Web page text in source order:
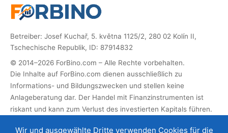
Wir und ausgewählte Dritte verwenden Cookies für die
Betreiber: Josef Kuchař, 5. května 1125/2, 280 02 Kolín II,
Tschechische Republik, ID: 87914832
© 2014–2026 ForBino.com – Alle Rechte vorbehalten.
Die Inhalte auf ForBino.com dienen ausschließlich zu
Informations- und Bildungszwecken und stellen keine
Anlageberatung dar. Der Handel mit Finanzinstrumenten ist
riskant und kann zum Verlust des investierten Kapitals führen.